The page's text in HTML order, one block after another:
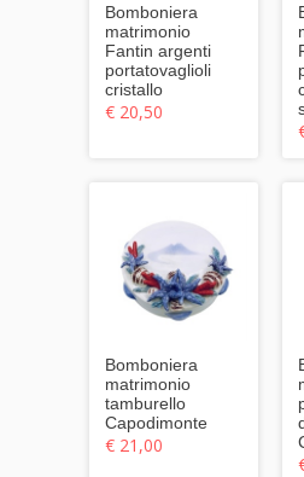
Bomboniera
matrimonio
Fantin argenti
portatovaglioli
cristallo
€ 20,50
Bomboniera
matrimonio
tamburello
Capodimonte
€ 21,00